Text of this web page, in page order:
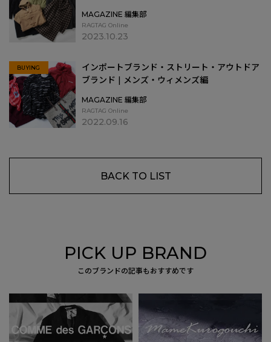
MAGAZINE 編集部
RAGTAG Online
2023.10.23
BUYING
インポートブランド・ストリート・アウトドア
ブランド | メンズ・ウィメンズ編
MAGAZINE 編集部
RAGTAG Online
2022.09.16
BACK TO LIST
PICK UP BRAND
このブランドの記事もおすすめです